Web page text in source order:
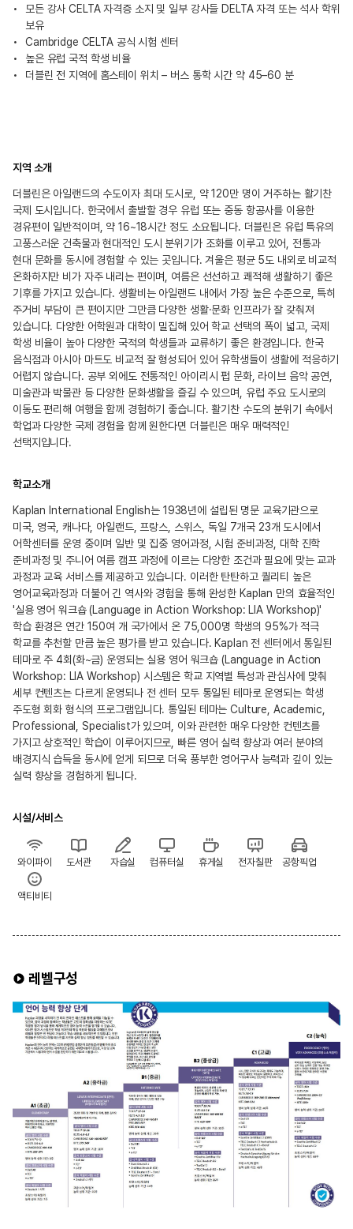
모든 강사 CELTA 자격증 소지 및 일부 강사들 DELTA 자격 또는 석사 학위
보유
Cambridge CELTA 공식 시험 센터
높은 유럽 국적 학생 비율
더블린 전 지역에 홈스테이 위치 – 버스 통학 시간 약 45–60 분
지역 소개
더블린은 아일랜드의 수도이자 최대 도시로, 약 120만 명이 거주하는 활기찬
국제 도시입니다. 한국에서 출발할 경우 유럽 또는 중동 항공사를 이용한
경유편이 일반적이며, 약 16~18시간 정도 소요됩니다. 더블린은 유럽 특유의
고풍스러운 건축물과 현대적인 도시 분위기가 조화를 이루고 있어, 전통과
현대 문화를 동시에 경험할 수 있는 곳입니다. 겨울은 평균 5도 내외로 비교적
온화하지만 비가 자주 내리는 편이며, 여름은 선선하고 쾌적해 생활하기 좋은
기후를 가지고 있습니다. 생활비는 아일랜드 내에서 가장 높은 수준으로, 특히
주거비 부담이 큰 편이지만 그만큼 다양한 생활·문화 인프라가 잘 갖춰져
있습니다. 다양한 어학원과 대학이 밀집해 있어 학교 선택의 폭이 넓고, 국제
학생 비율이 높아 다양한 국적의 학생들과 교류하기 좋은 환경입니다. 한국
음식점과 아시아 마트도 비교적 잘 형성되어 있어 유학생들이 생활에 적응하기
어렵지 않습니다. 공부 외에도 전통적인 아이리시 펍 문화, 라이브 음악 공연,
미술관과 박물관 등 다양한 문화생활을 즐길 수 있으며, 유럽 주요 도시로의
이동도 편리해 여행을 함께 경험하기 좋습니다. 활기찬 수도의 분위기 속에서
학업과 다양한 국제 경험을 함께 원한다면 더블린은 매우 매력적인
선택지입니다.
학교소개
Kaplan International English는 1938년에 설립된 명문 교육기관으로
미국, 영국, 캐나다, 아일랜드, 프랑스, 스위스, 독일 7개국 23개 도시에서
어학센터를 운영 중이며 일반 및 집중 영어과정, 시험 준비과정, 대학 진학
준비과정 및 주니어 여름 캠프 과정에 이르는 다양한 조건과 필요에 맞는 교과
과정과 교육 서비스를 제공하고 있습니다. 이러한 탄탄하고 퀄리티 높은
영어교육과정과 더불어 긴 역사와 경험을 통해 완성한 Kaplan 만의 효율적인
'실용 영어 워크숍 (Language in Action Workshop: LIA Workshop)'
학습 환경은 연간 150여 개 국가에서 온 75,000명 학생의 95%가 적극
학교를 추천할 만큼 높은 평가를 받고 있습니다. Kaplan 전 센터에서 통일된
테마로 주 4회(화~금) 운영되는 실용 영어 워크숍 (Language in Action
Workshop: LIA Workshop) 시스템은 학교 지역별 특성과 관심사에 맞춰
세부 컨텐츠는 다르게 운영되나 전 센터 모두 통일된 테마로 운영되는 학생
주도형 회화 형식의 프로그램입니다. 통일된 테마는 Culture, Academic,
Professional, Specialist가 있으며, 이와 관련한 매우 다양한 컨텐츠를
가지고 상호적인 학습이 이루어지므로, 빠른 영어 실력 향상과 여러 분야의
배경지식 습득을 동시에 얻게 되므로 더욱 풍부한 영어구사 능력과 깊이 있는
실력 향상을 경험하게 됩니다.
시설/서비스
와이파이 도서관 자습실 컴퓨터실 휴게실 전자칠판 공항픽업
액티비티
레벨구성